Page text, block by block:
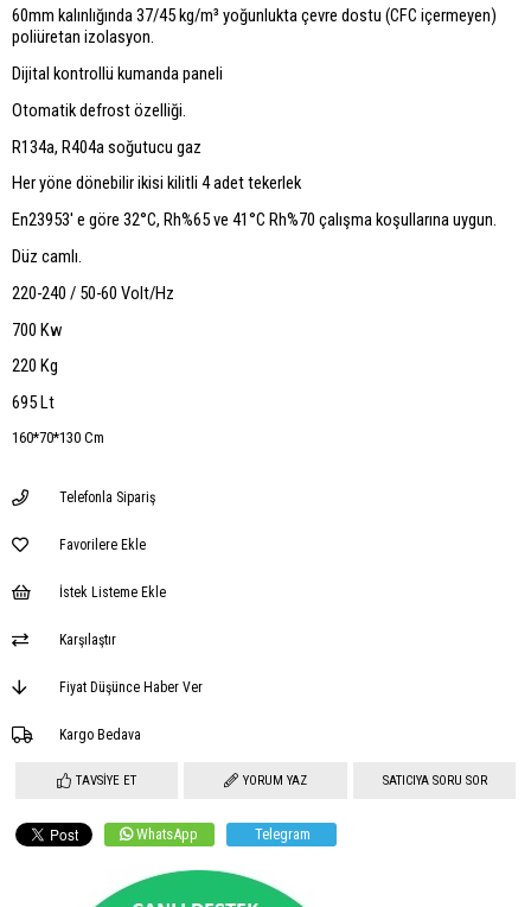
60mm kalınlığında 37/45 kg/m³ yoğunlukta çevre dostu (CFC içermeyen)
poliüretan izolasyon.
Dijital kontrollü kumanda paneli
Otomatik defrost özelliği.
R134a, R404a soğutucu gaz
Her yöne dönebilir ikisi kilitli 4 adet tekerlek
En23953' e göre 32°C, Rh%65 ve 41°C Rh%70 çalışma koşullarına uygun.
Düz camlı.
220-240 / 50-60 Volt/Hz
700 Kw
220 Kg
695 Lt
160*70*130 Cm
Telefonla Sipariş
Favorilere Ekle
İstek Listeme Ekle
Karşılaştır
Fiyat Düşünce Haber Ver
Kargo Bedava
TAVSIYE ET YORUM YAZ SATICIYA SORU SOR
WhatsApp Telegram